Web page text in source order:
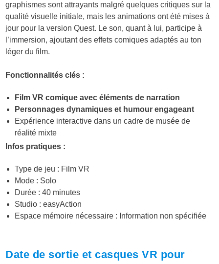
graphismes sont attrayants malgré quelques critiques sur la
qualité visuelle initiale, mais les animations ont été mises à
jour pour la version Quest. Le son, quant à lui, participe à
l’immersion, ajoutant des effets comiques adaptés au ton
léger du film.
Fonctionnalités clés :
Film VR comique avec éléments de narration
Personnages dynamiques et humour engageant
Expérience interactive dans un cadre de musée de
réalité mixte
Infos pratiques :
Type de jeu : Film VR
Mode : Solo
Durée : 40 minutes
Studio : easyAction
Espace mémoire nécessaire : Information non spécifiée
Date de sortie et casques VR pour